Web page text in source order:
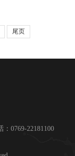
尾页
0769-22181100